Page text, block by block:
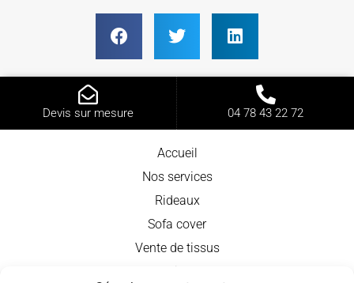
Devis sur mesure 04 78 43 22 72
Accueil
Nos services
Rideaux
Sofa cover
Vente de tissus
Nos produits en vente